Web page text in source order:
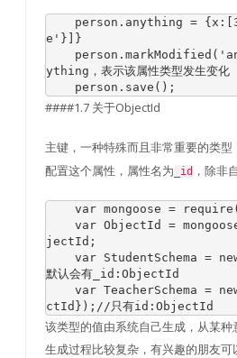
    person
. anything = { x :[
e' }]}
    person
. markModified (
ything，表示该属性类型发生变化
    person
. save ();
####1.7 关于ObjectId
主键，一种特殊而且非常重要的类型
配置这个属性，属性名为 _id ，除非
var mongoose = require (
var ObjectId =
jectId ;
var StudentSchema =
默认会有_id:ObjectId
var TeacherSchema =
ctId }); //只有id:ObjectId
该类型的值由系统自己生成，从某种
生成过程比较复杂，有兴趣的朋友可